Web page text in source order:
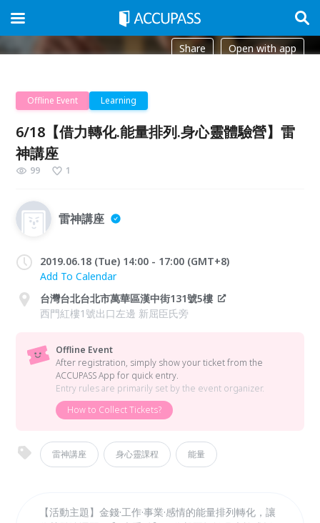
Share Open with app
Offline Event Learning
6/18【借力轉化.能量排列.身心靈體驗營】雷
神講座
99 1
雷神講座
2019.06.18 (Tue) 14:00 - 17:00 (GMT+8)
Add To Calendar
台灣台北台北市萬華區漢中街131號5樓
西門紅樓1號出口左邊 新屈臣氏旁
Offline Event
After registration, simply show your ticket from the
ACCUPASS App for quick entry.
Entry rules are primarily set by the event organizer.
How to Collect Tickets?
雷神講座 身心靈課程 能量
【活動主題】金錢·工作·事業·感情的能量排列轉化，讓